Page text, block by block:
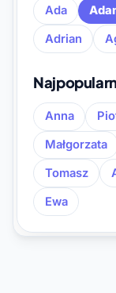
Ada
Adrian
Anna
Małgorzata
Tomasz
Ewa